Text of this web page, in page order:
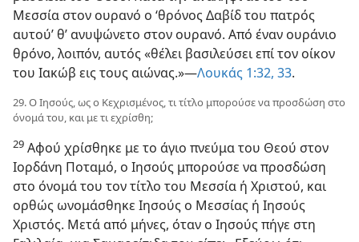
Μεσσία στον ουρανό ο ‘θρόνος Δαβίδ του πατρός
αυτού’ θ’ ανυψώνετο στον ουρανό. Από έναν ουράνιο
θρόνο, λοιπόν, αυτός «θέλει βασιλεύσει επί τον οίκον
του Ιακώβ εις τους αιώνας.»—Λουκάς 1:32, 33.
29. Ο Ιησούς, ως ο Κεχρισμένος, τι τίτλο μπορούσε να προσδώση στο
όνομά του, και με τι εχρίσθη;
29 Αφού χρίσθηκε με το άγιο πνεύμα του Θεού στον
Ιορδάνη Ποταμό, ο Ιησούς μπορούσε να προσδώση
στο όνομά του τον τίτλο του Μεσσία ή Χριστού, και
ορθώς ωνομάσθηκε Ιησούς ο Μεσσίας ή Ιησούς
Χριστός. Μετά από μήνες, όταν ο Ιησούς πήγε στη